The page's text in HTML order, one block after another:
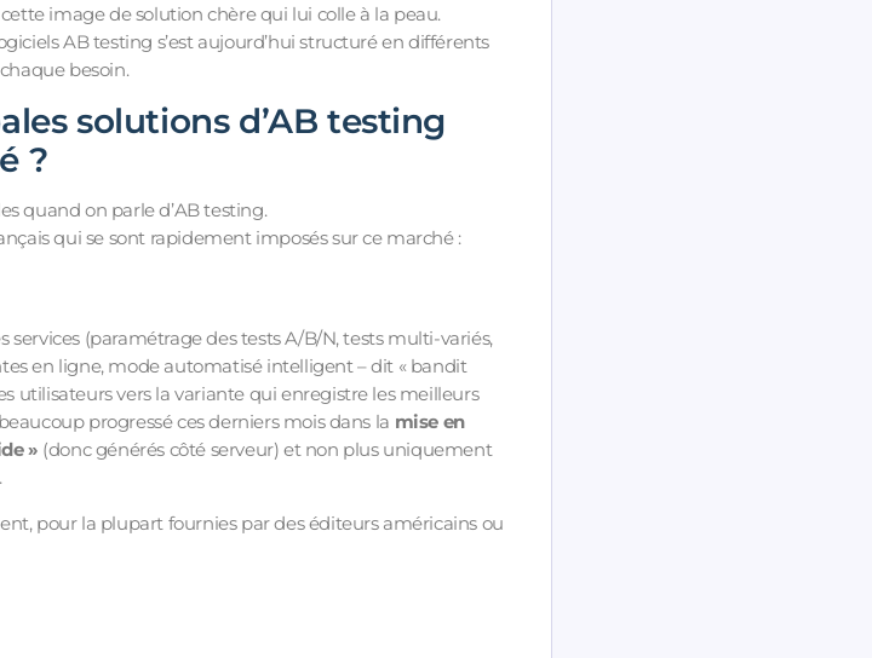
image de solution chère qui lui colle à la peau.
AB testing s’est aujourd’hui structuré en différents
besoin.
solutions d’AB testing
?
quand on parle d’AB testing.
qui se sont rapidement imposés sur ce marché :
(paramétrage des tests A/B/N, tests multi-variés,
en ligne, mode automatisé intelligent – dit « bandit
vers la variante qui enregistre les meilleurs
progressé ces derniers mois dans la mise en
» (donc générés côté serveur) et non plus uniquement
pour la plupart fournies par des éditeurs américains ou